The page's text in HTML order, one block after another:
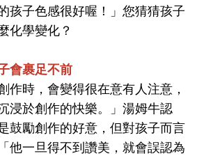
孩子色感很好喔！」您猜猜孩子
化學變化？
會裹足不前
作時，會變得很在意有人注意，
浸於創作的快樂。」湯姆牛認
鼓勵創作的好意，但對孩子而言
他一旦得不到讚美，就會誤認為